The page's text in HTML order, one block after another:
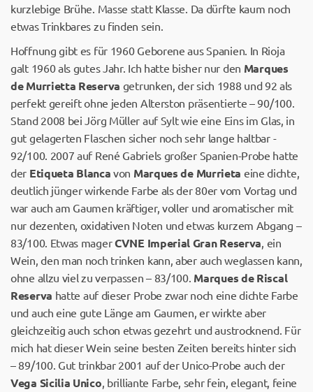
kurzlebige Brühe. Masse statt Klasse. Da dürfte kaum noch
etwas Trinkbares zu finden sein.
Hoffnung gibt es für 1960 Geborene aus Spanien. In Rioja
galt 1960 als gutes Jahr. Ich hatte bisher nur den Marques
de Murrietta Reserva getrunken, der sich 1988 und 92 als
perfekt gereift ohne jeden Alterston präsentierte – 90/100.
Stand 2008 bei Jörg Müller auf Sylt wie eine Eins im Glas, in
gut gelagerten Flaschen sicher noch sehr lange haltbar -
92/100. 2007 auf René Gabriels großer Spanien-Probe hatte
der Etiqueta Blanca von Marques de Murrieta eine dichte,
deutlich jünger wirkende Farbe als der 80er vom Vortag und
war auch am Gaumen kräftiger, voller und aromatischer mit
nur dezenten, oxidativen Noten und etwas kurzem Abgang –
83/100. Etwas magerCVNE Imperial Gran Reserva, ein
Wein, den man noch trinken kann, aber auch weglassen kann,
ohne allzu viel zu verpassen – 83/100. Marques de Riscal
Reserva hatte auf dieser Probe zwar noch eine dichte Farbe
und auch eine gute Länge am Gaumen, er wirkte aber
gleichzeitig auch schon etwas gezehrt und austrocknend. Für
mich hat dieser Wein seine besten Zeiten bereits hinter sich
– 89/100. Gut trinkbar 2001 auf der Unico-Probe auch der
Vega Sicilia Unico, brilliante Farbe, sehr fein, elegant, feine